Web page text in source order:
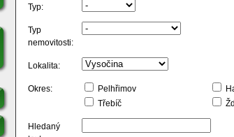
Typ:
Typ
nemovitosti:
Lokalita:
Okres: Pelhřimov
Třebíč
Hledaný